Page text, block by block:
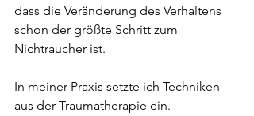
dass die Veränderung des Verhaltens
schon der größte Schritt zum
Nichtraucher ist.
In meiner Praxis setzte ich Techniken
aus der Traumatherapie ein.